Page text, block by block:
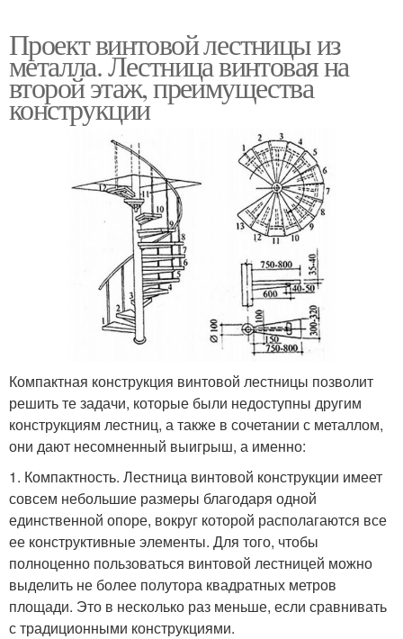
Проект винтовой лестницы из
металла. Лестница винтовая на
второй этаж, преимущества
конструкции
Компактная конструкция винтовой лестницы позволит
решить те задачи, которые были недоступны другим
конструкциям лестниц, а также в сочетании с металлом,
они дают несомненный выигрыш, а именно:
1. Компактность. Лестница винтовой конструкции имеет
совсем небольшие размеры благодаря одной
единственной опоре, вокруг которой располагаются все
ее конструктивные элементы. Для того, чтобы
полноценно пользоваться винтовой лестницей можно
выделить не более полутора квадратных метров
площади. Это в несколько раз меньше, если сравнивать
с традиционными конструкциями.